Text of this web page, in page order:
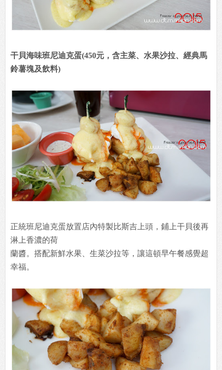
干貝海味班尼迪克蛋(450元，含主菜、水果沙拉、經典馬
鈴薯塊及飲料)
正統班尼迪克蛋放置店內特製比斯吉上頭，鋪上干貝後再
淋上香濃的荷
蘭醬。搭配新鮮水果、生菜沙拉等，讓這頓早午餐感覺超
幸福。